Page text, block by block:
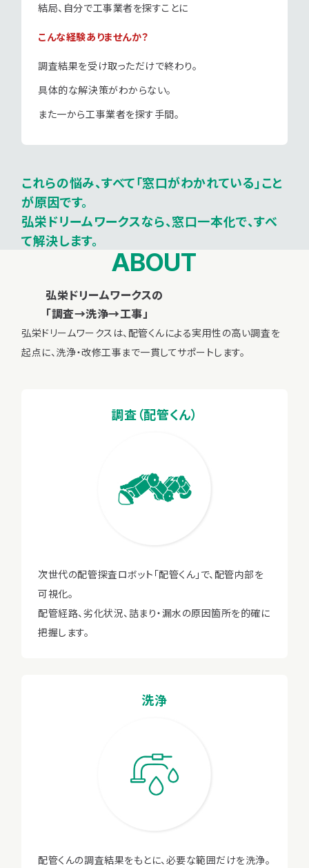
結局、自分で工事業者を探すことに
こんな経験ありませんか？
調査結果を受け取っただけで終わり。
具体的な解決策がわからない。
また一から工事業者を探す手間。
これらの悩み、すべて「窓口がわかれている」こと
が原因です。
弘栄ドリームワークスなら、窓口一本化で、すべ
て解決します。
ABOUT
弘栄ドリームワークスの
「調査→洗浄→工事」
弘栄ドリームワークスは、配管くんによる実用性の高い調査を
起点に、洗浄・改修工事まで一貫してサポートします。
調査（配管くん）
次世代の配管探査ロボット「配管くん」で、配管内部を
可視化。
配管経路、劣化状況、詰まり・漏水の原因箇所を的確に
把握します。
洗浄
配管くんの調査結果をもとに、必要な範囲だけを洗浄。